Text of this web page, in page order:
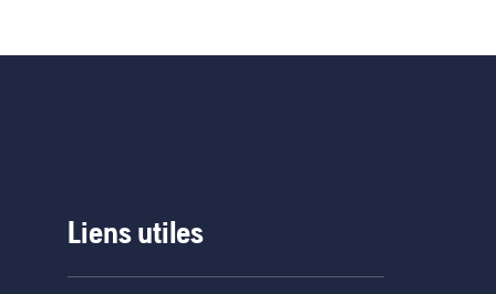
Liens utiles